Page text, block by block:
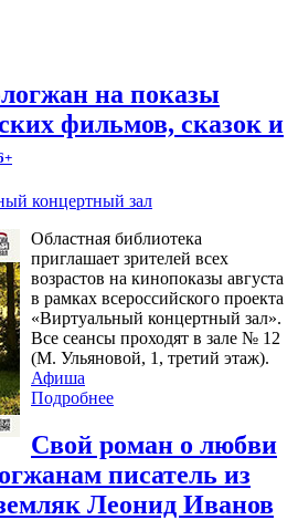
на показы
фильмов, сказок и
концертный зал
Областная библиотека
приглашает зрителей всех
возрастов на кинопоказы августа
в рамках всероссийского проекта
«Виртуальный концертный зал».
Все сеансы проходят в зале № 12
(М. Ульяновой, 1, третий этаж).
Афиша
Подробнее
Свой роман о любви
писатель из
Леонид Иванов